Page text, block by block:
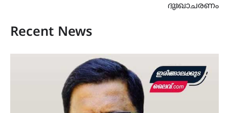
ദുഃഖാചരണം
Recent News